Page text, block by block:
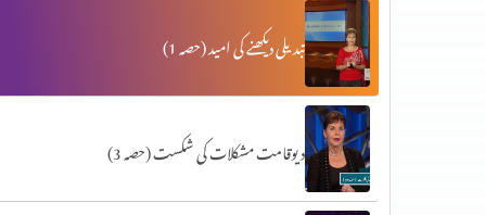
تبدیلی دیکھنے کی امید (حصہ 1)
دیوقامت مشکلات کی شکست (حصہ 3)